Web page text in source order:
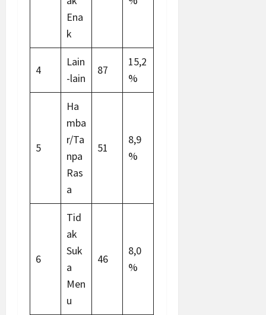
Ena
k
4
Lain
-lain
87
15,2
%
5
Ha
mba
r/Ta
npa
Ras
a
51
8,9
%
6
Tid
ak
Suk
a
Men
u
46
8,0
%